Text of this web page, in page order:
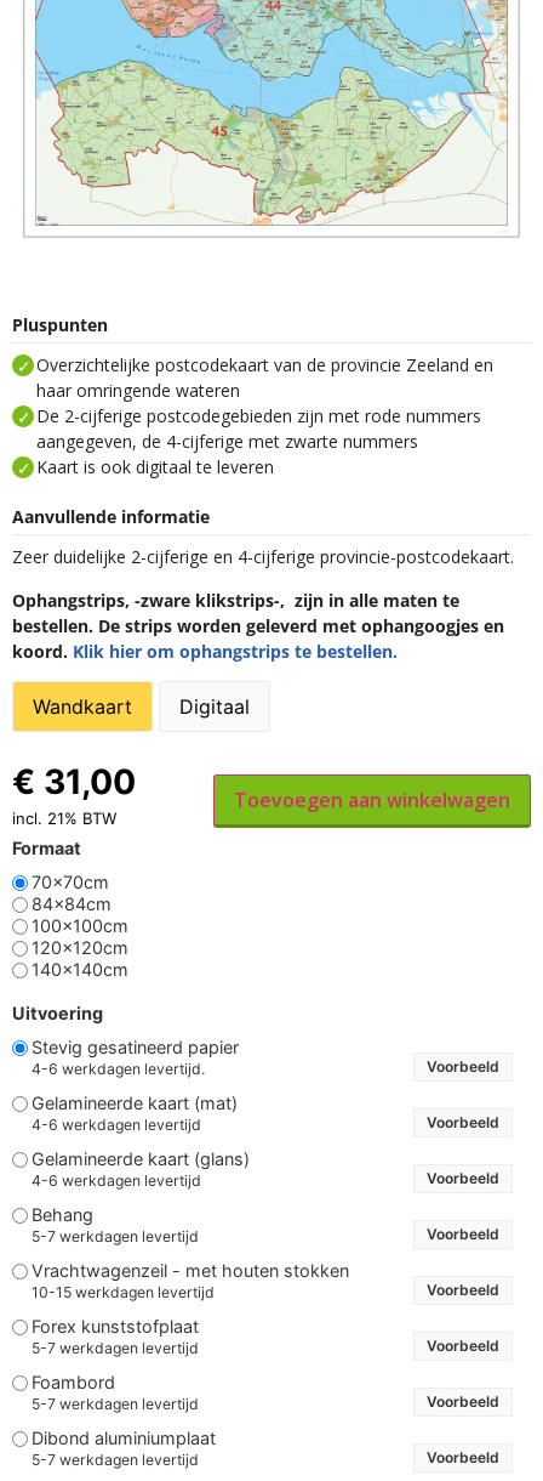
Pluspunten
Overzichtelijke postcodekaart van de provincie Zeeland en
haar omringende wateren
De 2-cijferige postcodegebieden zijn met rode nummers
aangegeven, de 4-cijferige met zwarte nummers
Kaart is ook digitaal te leveren
Aanvullende informatie
Zeer duidelijke 2-cijferige en 4-cijferige provincie-postcodekaart.
Ophangstrips, -zware klikstrips-, zijn in alle maten te
bestellen. De strips worden geleverd met ophangoogjes en
koord. Klik hier om ophangstrips te bestellen.
Wandkaart Digitaal
Formaat
70x70cm
84x84cm
100x100cm
120x120cm
140x140cm
Uitvoering
Stevig gesatineerd papier
4-6 werkdagen levertijd. Voorbeeld
Gelamineerde kaart (mat)
4-6 werkdagen levertijd Voorbeeld
Gelamineerde kaart (glans)
4-6 werkdagen levertijd Voorbeeld
Behang
5-7 werkdagen levertijd Voorbeeld
Vrachtwagenzeil - met houten stokken
10-15 werkdagen levertijd Voorbeeld
Forex kunststofplaat
5-7 werkdagen levertijd Voorbeeld
Foambord
5-7 werkdagen levertijd Voorbeeld
Dibond aluminiumplaat
5-7 werkdagen levertijd Voorbeeld
€ 31,00
incl. 21% BTW
Toevoegen aan winkelwagen